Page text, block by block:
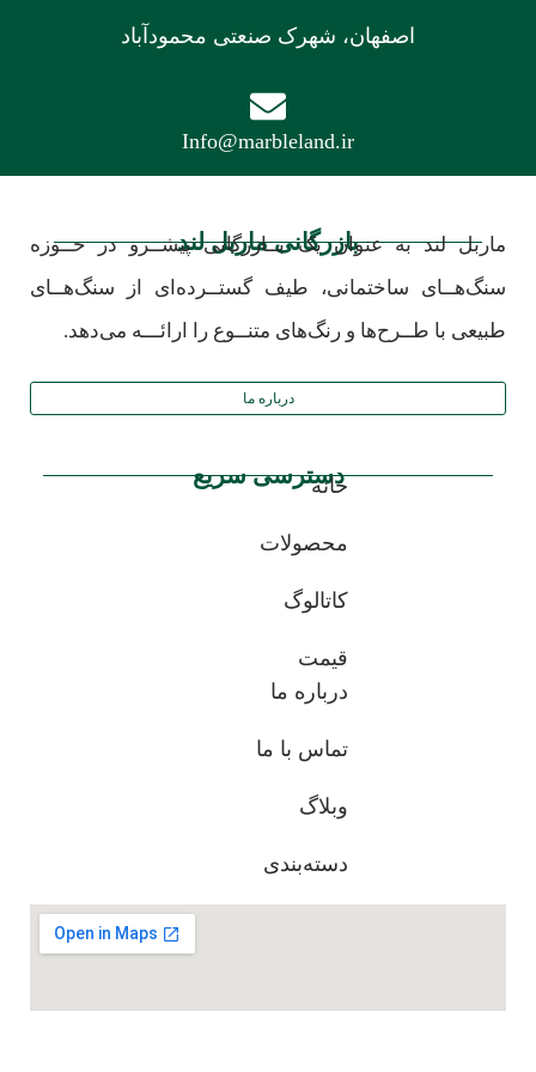
اصفهان، شهرک صنعتی محمودآباد
Info@marbleland.ir
بازرگانی ماربل لند
ماربل لند به عنوان یک بــازرگانی پیشــرو در حــوزه
سنگ‌هــای ساختمانی، طیف گستــرده‌ای از سنگ‌هــای
طبیعی با طــرح‌ها و رنگ‌های متنــوع را ارائـــه می‌دهد.
درباره ما
دسترسی سریع
خانه
محصولات
کاتالوگ
قیمت
درباره ما
تماس با ما
وبلاگ
دسته‌بندی